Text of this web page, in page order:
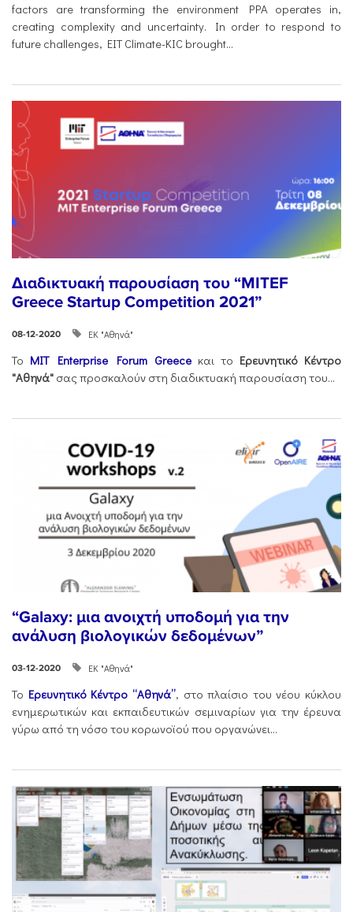
factors are transforming the environment PPA operates in,
creating complexity and uncertainty. In order to respond to
future challenges, EIT Climate-KIC brought...
Διαδικτυακή παρουσίαση του “MITEF
Greece Startup Competition 2021”
08-12-2020 ΕΚ "Αθηνά"
Το MIT Enterprise Forum Greeceκαι το Ερευνητικό Κέντρο
"Αθηνά" σας προσκαλούν στη διαδικτυακή παρουσίαση του...
“Galaxy: μια ανοιχτή υποδομή για την
ανάλυση βιολογικών δεδομένων”
03-12-2020 ΕΚ "Αθηνά"
Το Ερευνητικό Κέντρο “Αθηνά”, στο πλαίσιο του νέου κύκλου
ενημερωτικών και εκπαιδευτικών σεμιναρίων για την έρευνα
γύρω από τη νόσο του κορωνοϊού που οργανώνει...